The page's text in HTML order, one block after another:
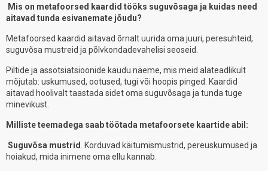
Mis on metafoorsed kaardid tööks suguvõsaga ja kuidas need
aitavad tunda esivanemate jõudu?
Metafoorsed kaardid aitavad õrnalt uurida oma juuri, peresuhteid,
suguvõsa mustreid ja põlvkondadevahelisi seoseid.
Piltide ja assotsiatsioonide kaudu näeme, mis meid alateadlikult
mõjutab: uskumused, ootused, tugi või hoopis pinged. Kaardid
aitavad hoolivalt taastada sidet oma suguvõsaga ja tunda tuge
minevikust.
Milliste teemadega saab töötada metafoorsete kaartide abil:
Suguvõsa mustrid . Korduvad käitumismustrid, pereuskumused ja
hoiakud, mida inimene oma ellu kannab.